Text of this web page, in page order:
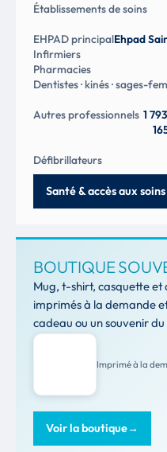
Établissements de soins
EHPAD principalEhpad
Infirmiers
Pharmacies
Dentistes · kinés · sages-
Autres professionnels 1
Défibrillateurs
Santé & accès aux soins
BOUTIQUE
Mug, t-shirt, casquette et
imprimés à la demande
cadeau ou un souvenir
Imprimé à la
Voir la boutique→